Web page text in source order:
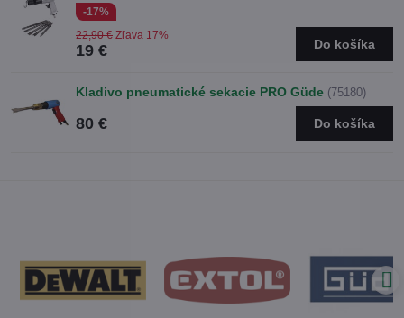
-17%
19 €
22,90 € Zľava 17%
Do košíka
Kladivo pneumatické sekacie PRO Güde (75180)
80 € Do košíka